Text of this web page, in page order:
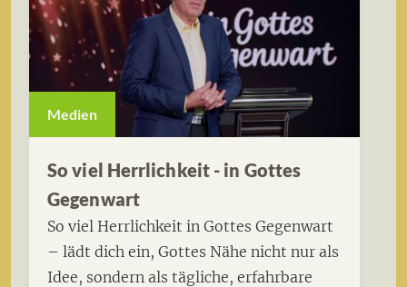
Medien
So viel Herrlichkeit - in Gottes
Gegenwart
So viel Herrlichkeit in Gottes Gegenwart
– lädt dich ein, Gottes Nähe nicht nur als
Idee, sondern als tägliche, erfahrbare